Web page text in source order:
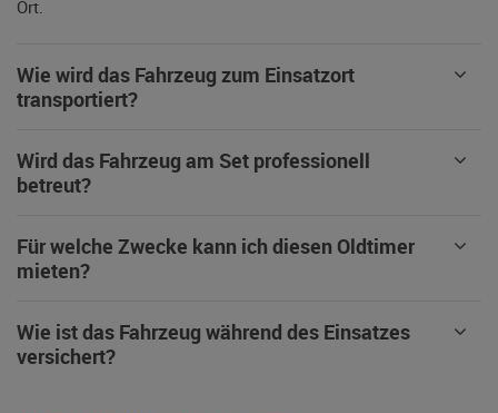
Ort.
Wie wird das Fahrzeug zum Einsatzort
transportiert?
Wird das Fahrzeug am Set professionell
betreut?
Für welche Zwecke kann ich diesen Oldtimer
mieten?
Wie ist das Fahrzeug während des Einsatzes
versichert?